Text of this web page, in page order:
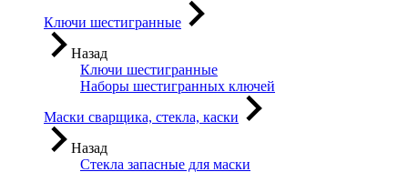
Ключи шестигранные
Назад
Ключи шестигранные
Наборы шестигранных ключей
Маски сварщика, стекла, каски
Назад
Стекла запасные для маски